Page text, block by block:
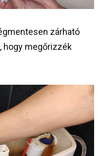
zárható
hogy megőrizzék